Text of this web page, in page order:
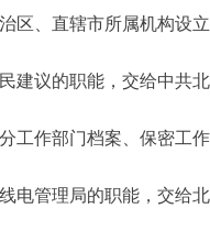
、直辖市所属机构设立
议的职能，交给中共北
作部门档案、保密工作
管理局的职能，交给北